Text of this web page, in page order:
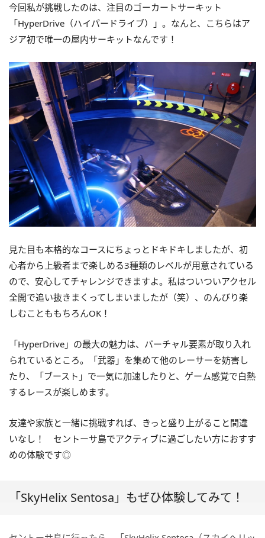
今回私が挑戦したのは、注目のゴーカートサーキット
「HyperDrive（ハイパードライブ）」。なんと、こちらはア
ジア初で唯一の屋内サーキットなんです！
見た目も本格的なコースにちょっとドキドキしましたが、初
心者から上級者まで楽しめる3種類のレベルが用意されている
ので、安心してチャレンジできますよ。私はついついアクセル
全開で追い抜きまくってしまいましたが（笑）、のんびり楽
しむことももちろんOK！
「HyperDrive」の最大の魅力は、バーチャル要素が取り入れ
られているところ。「武器」を集めて他のレーサーを妨害し
たり、「ブースト」で一気に加速したりと、ゲーム感覚で白熱
するレースが楽しめます。
友達や家族と一緒に挑戦すれば、きっと盛り上がること間違
いなし！ セントーサ島でアクティブに過ごしたい方におすす
めの体験です◎
「SkyHelix Sentosa」もぜひ体験してみて！